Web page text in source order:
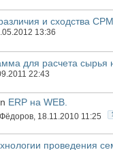
и сходства
13:36
для расчета сырья
22:43
ERP на WEB.
, 18.11.2010 11:25
проведения